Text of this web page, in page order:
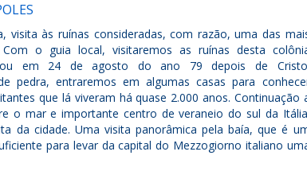
visita às ruínas consideradas, com razão, uma das
o guia local, visitaremos as ruínas desta
em 24 de agosto do ano 79 depois de
pedra, entraremos em algumas casas para
que lá viveram há quase 2.000 anos. Continuação
o mar e importante centro de veraneio do sul da
da cidade. Uma visita panorâmica pela baía, que é
para levar da capital do Mezzogiorno italiano